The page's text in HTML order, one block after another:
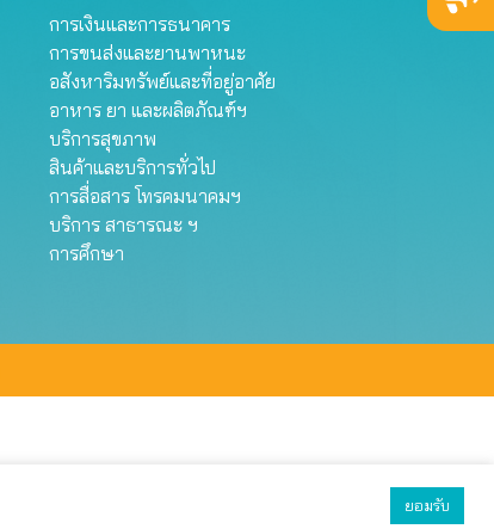
การเงินและการธนาคาร
การขนส่งและยานพาหนะ
อสังหาริมทรัพย์และที่อยู่อาศัย
อาหาร ยา และผลิตภัณฑ์ฯ
บริการสุขภาพ
สินค้าและบริการทั่วไป
การสื่อสาร โทรคมนาคมฯ
บริการ สาธารณะ ฯ
การศึกษา
ยอมรับ